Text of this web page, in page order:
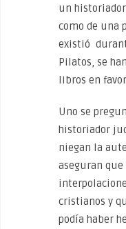
un
como de una
existió
Pilatos, se
libros en
Uno se
historiador
niegan la
aseguran
cristianos y
podía haber